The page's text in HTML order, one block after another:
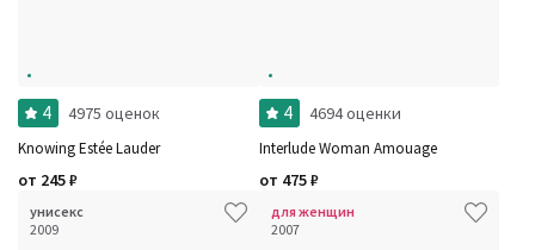
4 4975 оценок
Knowing Estée Lauder
от 245₽
4 4694 оценки
Interlude Woman Amouage
от 475₽
унисекс
2009
для женщин
2007